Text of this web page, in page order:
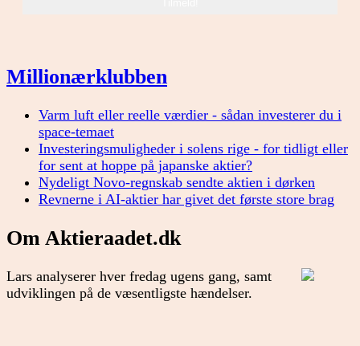
Millionærklubben
Varm luft eller reelle værdier - sådan investerer du i
space-temaet
Investeringsmuligheder i solens rige - for tidligt eller
for sent at hoppe på japanske aktier?
Nydeligt Novo-regnskab sendte aktien i dørken
Revnerne i AI-aktier har givet det første store brag
Om Aktieraadet.dk
Lars analyserer hver fredag ugens gang, samt
udviklingen på de væsentligste hændelser.